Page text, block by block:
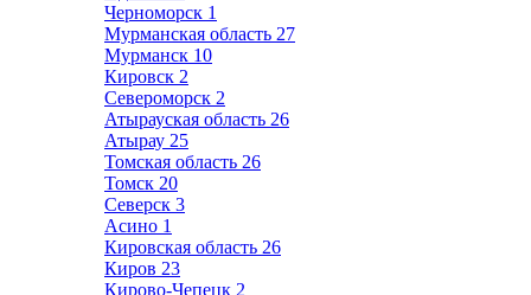
Черноморск 1
Мурманская область 27
Мурманск 10
Кировск 2
Североморск 2
Атырауская область 26
Атырау 25
Томская область 26
Томск 20
Северск 3
Асино 1
Кировская область 26
Киров 23
Кирово-Чепецк 2